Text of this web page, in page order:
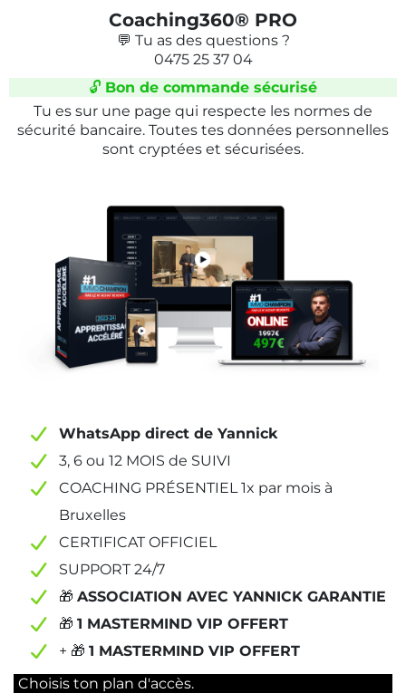
Coaching360® PRO
💬 Tu as des questions ?
0475 25 37 04
🔓 Bon de commande sécurisé
Tu es sur une page qui respecte les normes de
sécurité bancaire. Toutes tes données personnelles
sont cryptées et sécurisées.
WhatsApp direct de Yannick
3, 6 ou 12 MOIS de SUIVI
COACHING PRÉSENTIEL 1x par mois à
Bruxelles
CERTIFICAT OFFICIEL
SUPPORT 24/7
🎁 ASSOCIATION AVEC YANNICK GARANTIE
🎁 1 MASTERMIND VIP OFFERT
+ 🎁 1 MASTERMIND VIP OFFERT
Choisis ton plan d'accès.